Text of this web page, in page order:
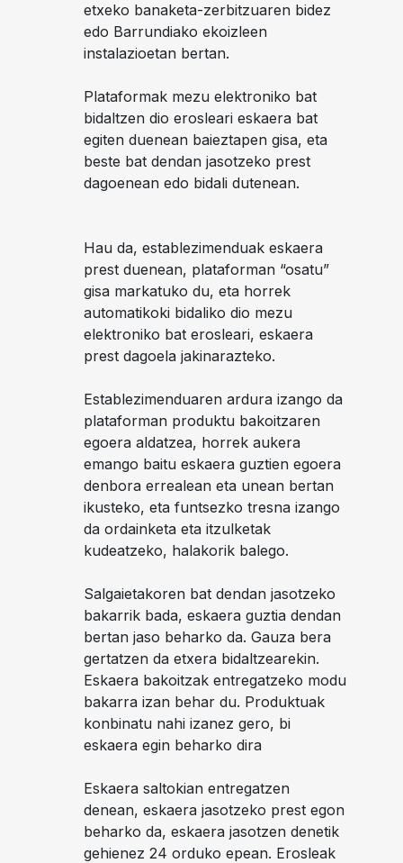
etxeko banaketa-zerbitzuaren bidez
edo Barrundiako ekoizleen
instalazioetan bertan.
Plataformak mezu elektroniko bat
bidaltzen dio erosleari eskaera bat
egiten duenean baieztapen gisa, eta
beste bat dendan jasotzeko prest
dagoenean edo bidali dutenean.
Hau da, establezimenduak eskaera
prest duenean, plataforman “osatu”
gisa markatuko du, eta horrek
automatikoki bidaliko dio mezu
elektroniko bat erosleari, eskaera
prest dagoela jakinarazteko.
Establezimenduaren ardura izango da
plataforman produktu bakoitzaren
egoera aldatzea, horrek aukera
emango baitu eskaera guztien egoera
denbora errealean eta unean bertan
ikusteko, eta funtsezko tresna izango
da ordainketa eta itzulketak
kudeatzeko, halakorik balego.
Salgaietakoren bat dendan jasotzeko
bakarrik bada, eskaera guztia dendan
bertan jaso beharko da. Gauza bera
gertatzen da etxera bidaltzearekin.
Eskaera bakoitzak entregatzeko modu
bakarra izan behar du. Produktuak
konbinatu nahi izanez gero, bi
eskaera egin beharko dira
Eskaera saltokian entregatzen
denean, eskaera jasotzeko prest egon
beharko da, eskaera jasotzen denetik
gehienez 24 orduko epean. Erosleak